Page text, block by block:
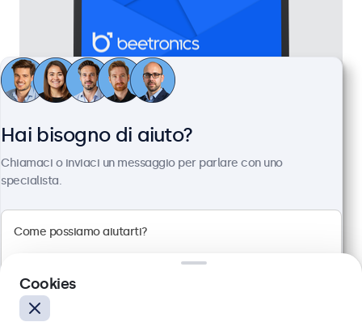
Monitor 24 Pollici Metallo
Articolo:24HD7M
100+ pezzi disponibili
Connessioni: HDMI, VGA, BNC, RCA
Montaggio: scrivania, parete, incasso
Dimensioni esterne: 560 x 337 x 41 mm
Hai bisogno di aiuto?
Chiamaci o inviaci un messaggio per parlare con uno
specialista.
Cookies